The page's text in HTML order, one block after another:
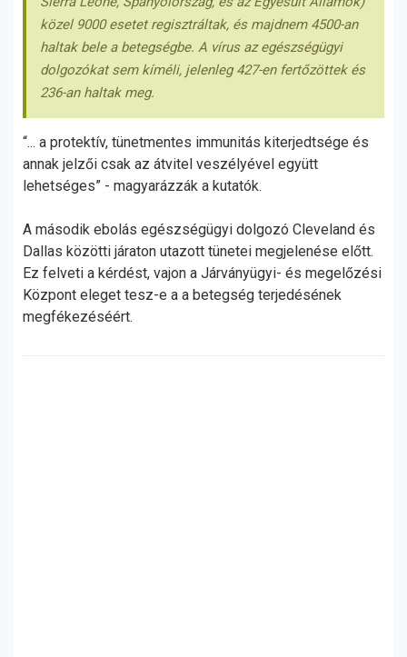
közel 9000 esetet regisztráltak, és majdnem 4500-an
haltak bele a betegségbe. A vírus az egészségügyi
dolgozókat sem kíméli, jelenleg 427-en fertőzöttek és
236-an haltak meg.
“... a protektív, tünetmentes immunitás kiterjedtsége és
annak jelzői csak az átvitel veszélyével együtt
lehetséges” - magyarázzák a kutatók.
A második ebolás egészségügyi dolgozó Cleveland és
Dallas közötti járaton utazott tünetei megjelenése előtt.
Ez felveti a kérdést, vajon a Járványügyi- és megelőzési
Központ eleget tesz-e a a betegség terjedésének
megfékezéséért.